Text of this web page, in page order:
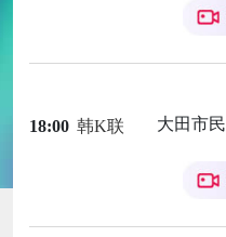
18:00 韩K联 大田市民